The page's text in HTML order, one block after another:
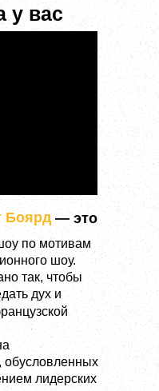
у вас
Боярд — это
по мотивам
шоу.
так, чтобы
дух и
обусловленных
лидерских